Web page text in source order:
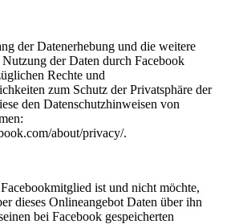
der Datenerhebung und die weitere
der Daten durch Facebook
Rechte und
zum Schutz der Privatsphäre der
den Datenschutzhinweisen von
about/privacy/.
ist und nicht möchte,
dieses Onlineangebot Daten über ihn
bei Facebook gespeicherten